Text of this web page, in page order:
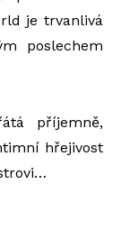
je trvanlivá
poslechem
příjemně,
hřejivost